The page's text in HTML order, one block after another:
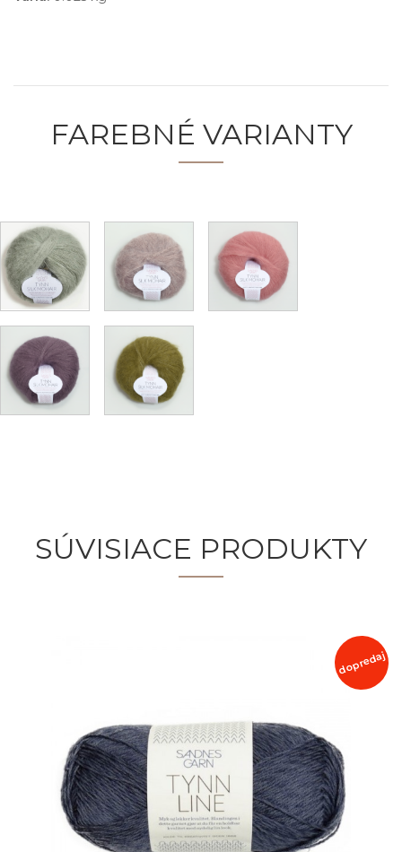
FAREBNÉ VARIANTY
SÚVISIACE PRODUKTY
dopredaj